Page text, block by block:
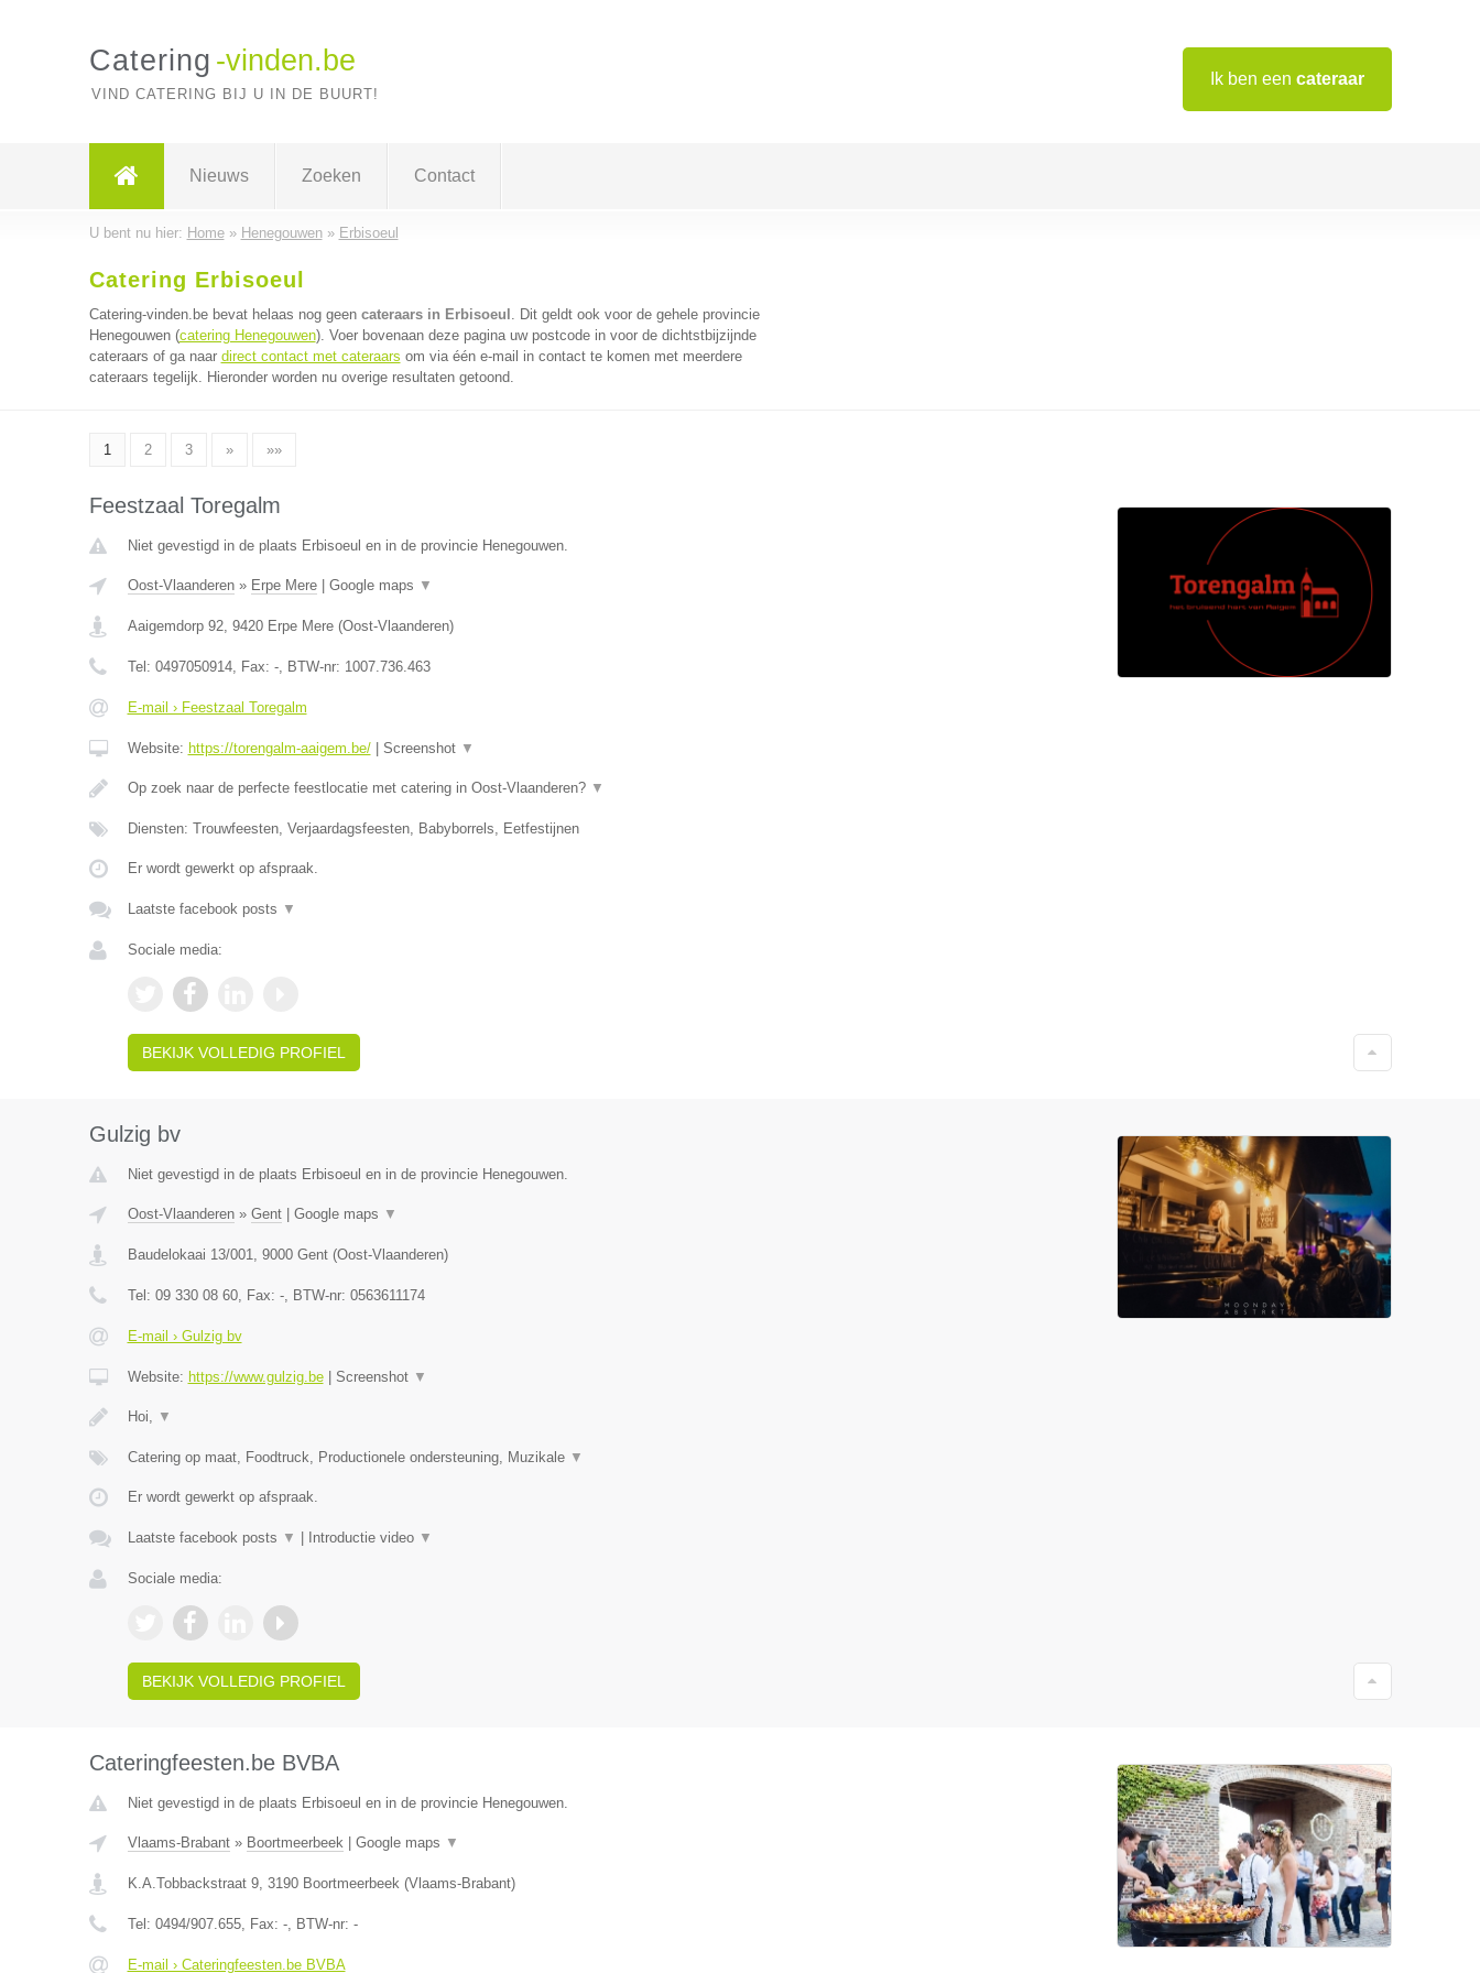
Ik ben een cateraar
Catering -vinden.be
VIND CATERING BIJ U IN DE BUURT!
Nieuws Zoeken Contact
U bent nu hier: Home» Henegouwen» Erbisoeul
Catering Erbisoeul
Catering-vinden.be bevat helaas nog geen cateraars in Erbisoeul . Dit geldt ook voor de gehele provincie
Henegouwen (catering Henegouwen). Voer bovenaan deze pagina uw postcode in voor de dichtstbijzijnde
cateraars of ga naar direct contact met cateraars om via één e-mail in contact te komen met meerdere
cateraars tegelijk. Hieronder worden nu overige resultaten getoond.
1 2 3 » »»
Feestzaal Toregalm
Niet gevestigd in de plaats Erbisoeul en in de provincie Henegouwen.
Oost-Vlaanderen» Erpe Mere| Google maps ▼
Aaigemdorp 92, 9420 Erpe Mere(Oost-Vlaanderen)
Tel: 0497050914, Fax: -, BTW-nr: 1007.736.463
E-mail › Feestzaal Toregalm
Website: https://torengalm-aaigem.be/| Screenshot ▼
Op zoek naar de perfecte feestlocatie met catering in Oost-Vlaanderen? ▼
Diensten: Trouwfeesten, Verjaardagsfeesten, Babyborrels, Eetfestijnen
Er wordt gewerkt op afspraak.
Laatste facebook posts ▼
Sociale media:
BEKIJK VOLLEDIG PROFIEL
Gulzig bv
Niet gevestigd in de plaats Erbisoeul en in de provincie Henegouwen.
Oost-Vlaanderen» Gent| Google maps ▼
Baudelokaai 13/001, 9000 Gent(Oost-Vlaanderen)
Tel: 09 330 08 60, Fax: -, BTW-nr: 0563611174
E-mail › Gulzig bv
Website: https://www.gulzig.be| Screenshot ▼
Hoi, ▼
Catering op maat, Foodtruck, Productionele ondersteuning, Muzikale ▼
Er wordt gewerkt op afspraak.
Laatste facebook posts ▼ Introductie video ▼
Sociale media:
BEKIJK VOLLEDIG PROFIEL
Cateringfeesten.be BVBA
Niet gevestigd in de plaats Erbisoeul en in de provincie Henegouwen.
Vlaams-Brabant» Boortmeerbeek| Google maps ▼
K.A.Tobbackstraat 9, 3190 Boortmeerbeek(Vlaams-Brabant)
Tel: 0494/907.655, Fax: -, BTW-nr: -
E-mail › Cateringfeesten.be BVBA